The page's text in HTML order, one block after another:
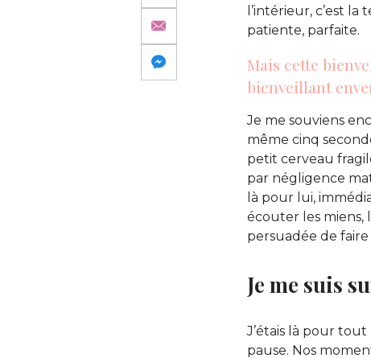
l’intérieur, c’est
patiente, parfaite.
Mais cette
bienveillant
Je me souviens
même cinq
petit cerveau
par négligence
là pour lui,
écouter les miens,
persuadée de
Je me suis
J’étais là pour
pause. Nos